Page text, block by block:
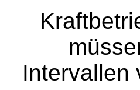
Intervallen